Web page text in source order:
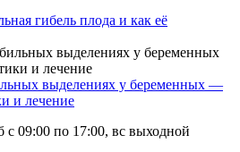
гибель плода и как её
выделениях у беременных —
и лечение
с 09:00 по 17:00, вс выходной